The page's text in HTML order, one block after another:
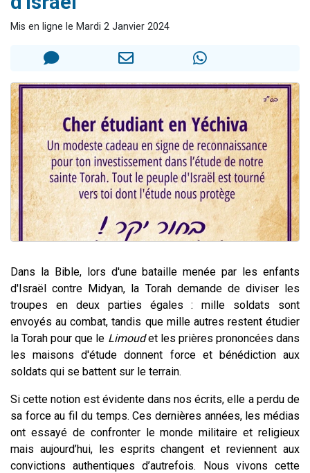
12 nouvelles musiques dans Torah-Box Music
2 personnes viennent de nous rejoindre sur WhatsApp
Mis en ligne le Mardi 2 Janvier 2024
Dans la Bible, lors d'une bataille menée par les enfants
d'Israël contre Midyan, la Torah demande de diviser les
troupes en deux parties égales : mille soldats sont
envoyés au combat, tandis que mille autres restent étudier
la Torah pour que le Limoudet les prières prononcées dans
les maisons d'étude donnent force et bénédiction aux
soldats qui se battent sur le terrain.
Si cette notion est évidente dans nos écrits, elle a perdu de
sa force au fil du temps. Ces dernières années, les médias
ont essayé de confronter le monde militaire et religieux
mais aujourd’hui, les esprits changent et reviennent aux
convictions authentiques d’autrefois. Nous vivons cette